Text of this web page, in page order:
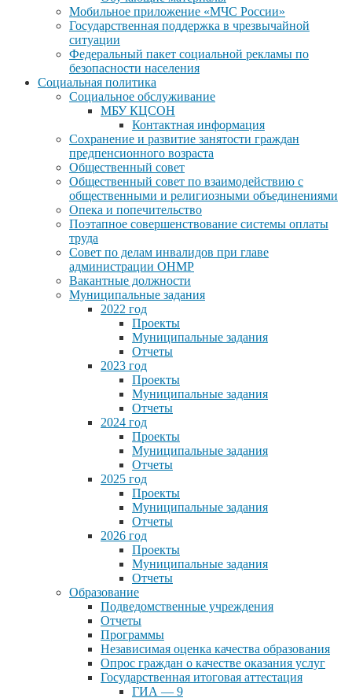
Мобильное приложение «МЧС России»
Государственная поддержка в чрезвычайной
ситуации
Федеральный пакет социальной рекламы по
безопасности населения
Социальная политика
Социальное обслуживание
МБУ КЦСОН
Контактная информация
Сохранение и развитие занятости граждан
предпенсионного возраста
Общественный совет
Общественный совет по взаимодействию с
общественными и религиозными объединениями
Опека и попечительство
Поэтапное совершенствование системы оплаты
труда
Совет по делам инвалидов при главе
администрации ОНМР
Вакантные должности
Муниципальные задания
2022 год
Проекты
Муниципальные задания
Отчеты
2023 год
Проекты
Муниципальные задания
Отчеты
2024 год
Проекты
Муниципальные задания
Отчеты
2025 год
Проекты
Муниципальные задания
Отчеты
2026 год
Проекты
Муниципальные задания
Отчеты
Образование
Подведомственные учреждения
Отчеты
Программы
Независимая оценка качества образования
Опрос граждан о качестве оказания услуг
Государственная итоговая аттестация
ГИА — 9